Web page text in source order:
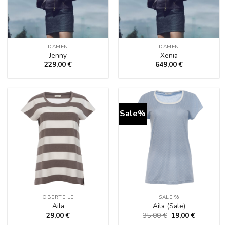
DAMEN
Jenny
229,00€
DAMEN
Xenia
649,00€
OBERTEILE
Aila
29,00€
Sale%
SALE %
Aila (Sale)
35,00€ Ursprünglicher
Preis
19,00€Aktueller